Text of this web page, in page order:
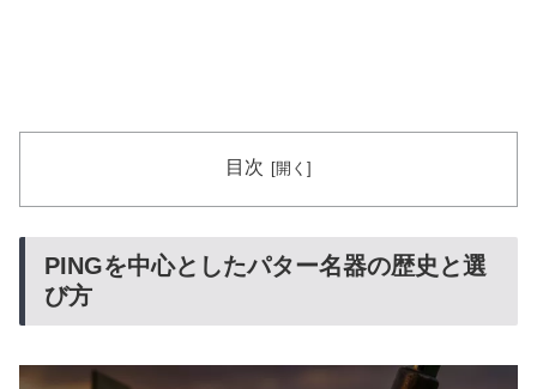
目次
PINGを中心としたパター名器の歴史と選
び方